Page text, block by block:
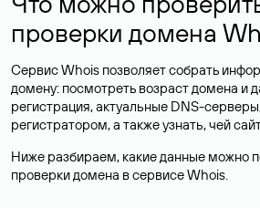
проверки домена
Сервис Whois позволяет собрать
домену: посмотреть возраст домена и
регистрация, актуальные DNS-
регистратором, а также узнать, чей
Ниже разбираем, какие данные можно
проверки домена в сервисе Whois.